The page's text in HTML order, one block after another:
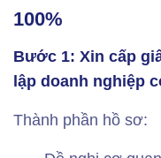
100%
Bước 1: Xin cấp
lập doanh nghiệp
Thành phần hồ sơ: